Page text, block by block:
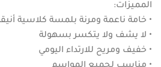
المميزات:
• خامة ناعمة ومرنة بلمسة كلاسية
• لا يشف ولا يتكسر بسهولة
• خفيف ومريح للارتداء اليومي